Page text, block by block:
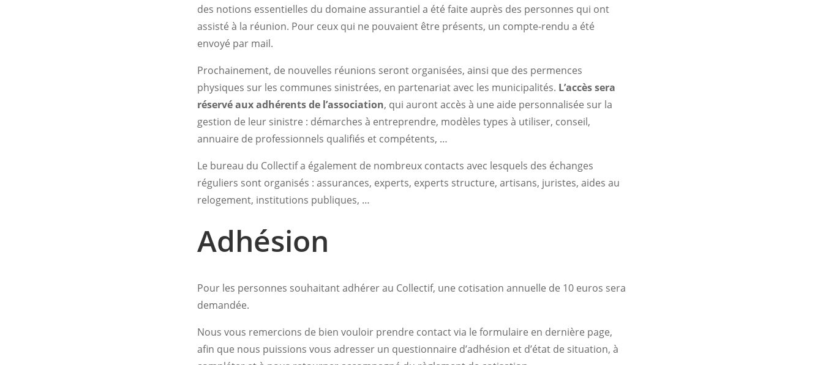
des notions essentielles du domaine assurantiel a été faite auprès des personnes qui ont
assisté à la réunion. Pour ceux qui ne pouvaient être présents, un compte-rendu a été
envoyé par mail.
Prochainement, de nouvelles réunions seront organisées, ainsi que des permences
physiques sur les communes sinistrées, en partenariat avec les municipalités. L’accès sera
réservé aux adhérents de l’association, qui auront accès à une aide personnalisée sur la
gestion de leur sinistre : démarches à entreprendre, modèles types à utiliser, conseil,
annuaire de professionnels qualifiés et compétents, …
Le bureau du Collectif a également de nombreux contacts avec lesquels des échanges
réguliers sont organisés : assurances, experts, experts structure, artisans, juristes, aides au
relogement, institutions publiques, …
Adhésion
Pour les personnes souhaitant adhérer au Collectif, une cotisation annuelle de 10 euros sera
demandée.
Nous vous remercions de bien vouloir prendre contact via le formulaire en dernière page,
afin que nous puissions vous adresser un questionnaire d’adhésion et d’état de situation, à